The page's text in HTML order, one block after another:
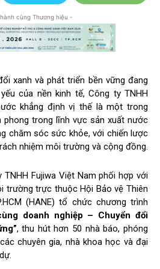
cùng Thương hiệu -
xanh và phát triển bền vững đang
của nền kinh tế, Công ty TNHH
khẳng định vị thế là một trong
phong trong lĩnh vực sản xuất nước
chăm sóc sức khỏe, với chiến lược
nhiệm môi trường và cộng đồng.
TNHH Fujiwa Việt Nam phối hợp với
trường trực thuộc Hội Bảo vệ Thiên
(HANE) tổ chức chương trình
doanh nghiệp – Chuyển đổi
, thu hút hơn 50 nhà báo, phóng
chuyên gia, nhà khoa học và đại